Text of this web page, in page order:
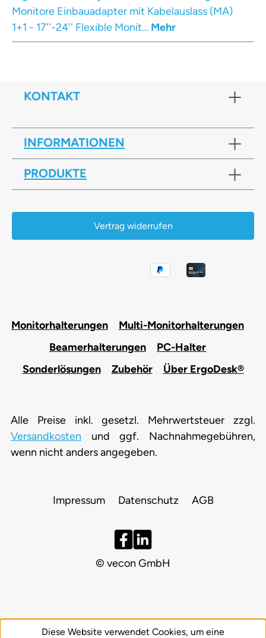
Monitore Einbauadapter mit Kabelauslass (MA)
1+1 - 17''-24'' Flexible Monit… Mehr
KONTAKT
INFORMATIONEN
PRODUKTE
Vertrag widerrufen
Monitorhalterungen
Multi-Monitorhalterungen
Beamerhalterungen
PC-Halter
Sonderlösungen
Zubehör Über ErgoDesk®
Alle Preise inkl. gesetzl. Mehrwertsteuer zzgl.
Versandkosten und ggf. Nachnahmegebühren,
wenn nicht anders angegeben.
Impressum Datenschutz AGB
© vecon GmbH
Diese Website verwendet Cookies, um eine